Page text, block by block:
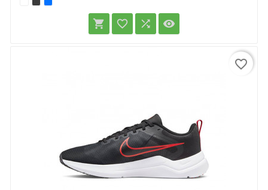
   
favorite_border